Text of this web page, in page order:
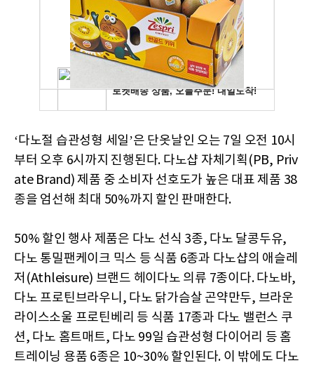
‘다노절 습관성형 세일’은 단옷날인 오는 7일 오전 10시
부터 오후 6시까지 진행된다. 다노샵 자체기획(PB, Priv
ate Brand) 제품 중 소비자 선호도가 높은 대표 제품 38
종을 엄선해 최대 50%까지 할인 판매한다.
50% 할인 행사 제품은 다노 선식 3종, 다노 달콩두유,
다노 통밀팬케이크 믹스 등 식품 6종과 다노샵의 애슬레
저(Athleisure) 브랜드 헤이다노 의류 7종이다. 다노바,
다노 프로틴브라우니, 다노 닭가슴살 곤약만두, 브라운
라이스소울 프로틴베리 등 식품 17종과 다노 밸런스 쿠
션, 다노 홈트매트, 다노 99일 습관성형 다이어리 등 홈
트레이닝 용품 6종은 10~30% 할인된다. 이 밖에도 다노